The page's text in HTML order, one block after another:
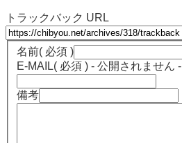
トラックバック URL
名前( 必須 )
E-MAIL( 必須 ) - 公開されません -
備考